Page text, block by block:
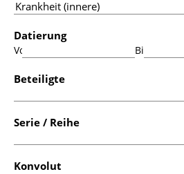
Datierung
Von: Bis:
Beteiligte
Serie / Reihe
Konvolut